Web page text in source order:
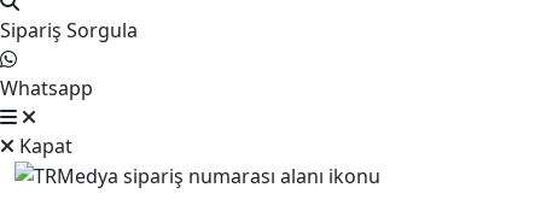
Sipariş Sorgula
Whatsapp
Kapat